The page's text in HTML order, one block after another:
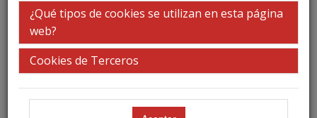
¿Qué tipos de cookies se utilizan en esta página
web?
Cookies de Terceros
Presidente
Dr. José Antonio García Donaire
Coordinador de Unidad de Hipertensión . Nefrólogo. Hospital
Clínico S. Carlos